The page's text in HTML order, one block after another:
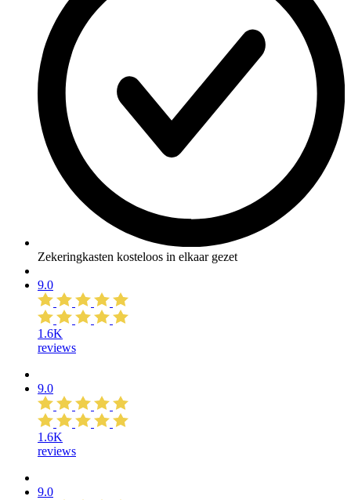
Zekeringkasten kosteloos in elkaar gezet
9.0
1.6K
reviews
9.0
1.6K
reviews
9.0